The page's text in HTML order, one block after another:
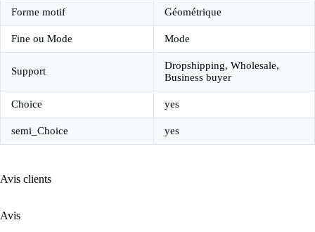
Forme motif Géométrique
Fine ou Mode Mode
Support
Dropshipping, Wholesale,
Business buyer
Choice yes
semi_Choice yes
Avis clients
Avis